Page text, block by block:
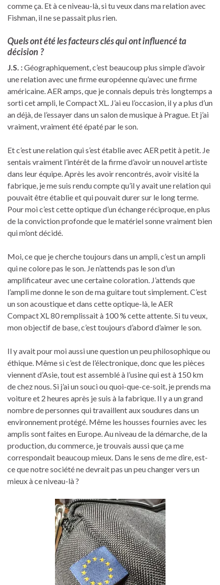
comme ça. Et à ce niveau-là, si tu veux dans ma relation avec
Fishman, il ne se passait plus rien.
Quels ont été les facteurs clés qui ont influencé ta
décision ?
J.S. :Géographiquement, c’est beaucoup plus simple d’avoir
une relation avec une firme européenne qu’avec une firme
américaine. AER amps, que je connais depuis très longtemps a
sorti cet ampli, le Compact XL. J’ai eu l’occasion, il y a plus d’un
an déjà, de l’essayer dans un salon de musique à Prague. Et j’ai
vraiment, vraiment été épaté par le son.
Et c’est une relation qui s’est établie avec AER petit à petit. Je
sentais vraiment l’intérêt de la firme d’avoir un nouvel artiste
dans leur équipe. Après les avoir rencontrés, avoir visité la
fabrique, je me suis rendu compte qu’il y avait une relation qui
pouvait être établie et qui pouvait durer sur le long terme.
Pour moi c’est cette optique d’un échange réciproque, en plus
de la conviction profonde que le matériel sonne vraiment bien
qui m’ont décidé.
Moi, ce que je cherche toujours dans un ampli, c’est un ampli
qui ne colore pas le son. Je n’attends pas le son d’un
amplificateur avec une certaine coloration. J’attends que
l’ampli me donne le son de ma guitare tout simplement. C’est
un son acoustique et dans cette optique-là, le AER
Compact XL 80 remplissait à 100 % cette attente. Si tu veux,
mon objectif de base, c’est toujours d’abord d’aimer le son.
Il y avait pour moi aussi une question un peu philosophique ou
éthique. Même si c’est de l’électronique, donc que les pièces
viennent d’Asie, tout est assemblé à l’usine qui est à 150 km
de chez nous. Si j’ai un souci ou quoi-que-ce-soit, je prends ma
voiture et 2 heures après je suis à la fabrique. Il y a un grand
nombre de personnes qui travaillent aux soudures dans un
environnement protégé. Même les housses fournies avec les
amplis sont faites en Europe. Au niveau de la démarche, de la
production, du commerce, je trouvais aussi que ça me
correspondait beaucoup mieux. Dans le sens de me dire, est-
ce que notre société ne devrait pas un peu changer vers un
mieux à ce niveau-là ?